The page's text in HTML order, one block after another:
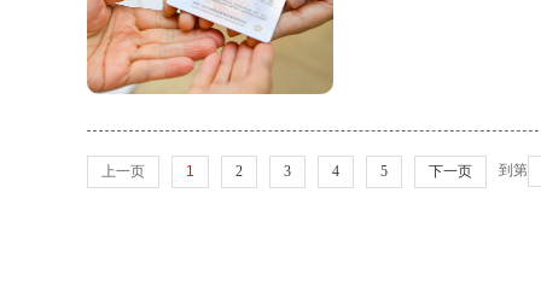
上一页 1 2 3 4 5 下一页 到第